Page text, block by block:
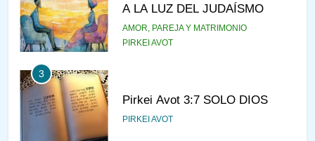
A LA LUZ DEL JUDAÍSMO
AMOR, PAREJA Y MATRIMONIO
PIRKEI AVOT
3
Pirkei Avot 3:7 SOLO DIOS
PIRKEI AVOT